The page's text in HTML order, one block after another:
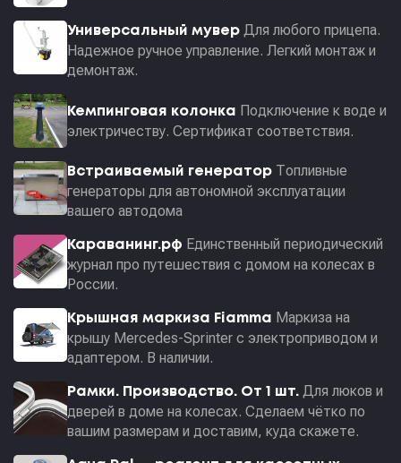
Универсальный мувер Для любого прицепа.
Надежное ручное управление. Легкий монтаж и
демонтаж.
Кемпинговая колонка Подключение к воде и
электричеству. Сертификат соответствия.
Встраиваемый генератор Топливные
генераторы для автономной эксплуатации
вашего автодома
Караванинг.рф Единственный периодический
журнал про путешествия с домом на колесах в
России.
Крышная маркиза Fiamma Маркиза на
крышу Mercedes-Sprinter с электроприводом и
адаптером. В наличии.
Рамки. Производство. От 1 шт. Для люков и
дверей в доме на колесах. Сделаем чётко по
вашим размерам и доставим, куда скажете.